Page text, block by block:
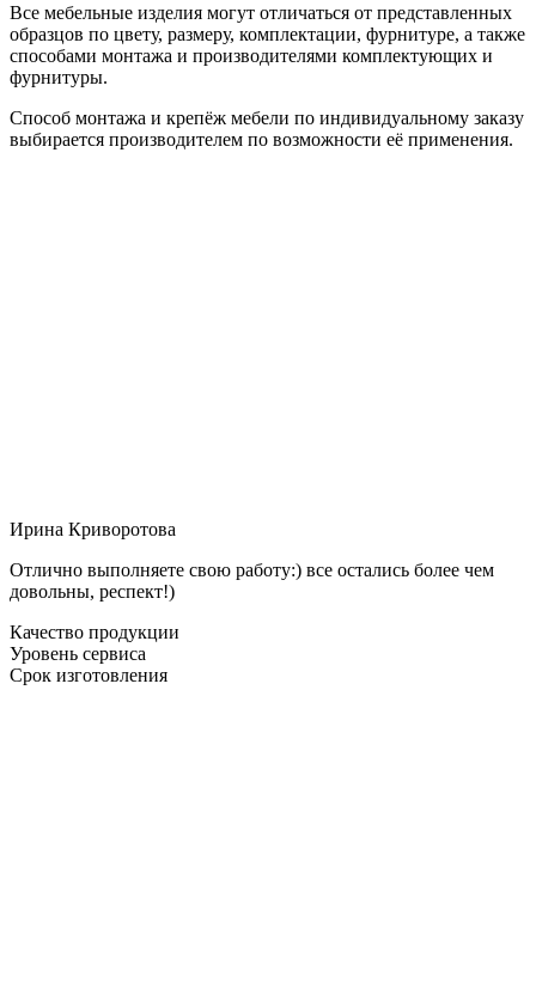
Все мебельные изделия могут отличаться от представленных
образцов по цвету, размеру, комплектации, фурнитуре, а также
способами монтажа и производителями комплектующих и
фурнитуры.
Способ монтажа и крепёж мебели по индивидуальному заказу
выбирается производителем по возможности её применения.
Ирина Криворотова
Отлично выполняете свою работу:) все остались более чем
довольны, респект!)
Качество продукции
Уровень сервиса
Срок изготовления